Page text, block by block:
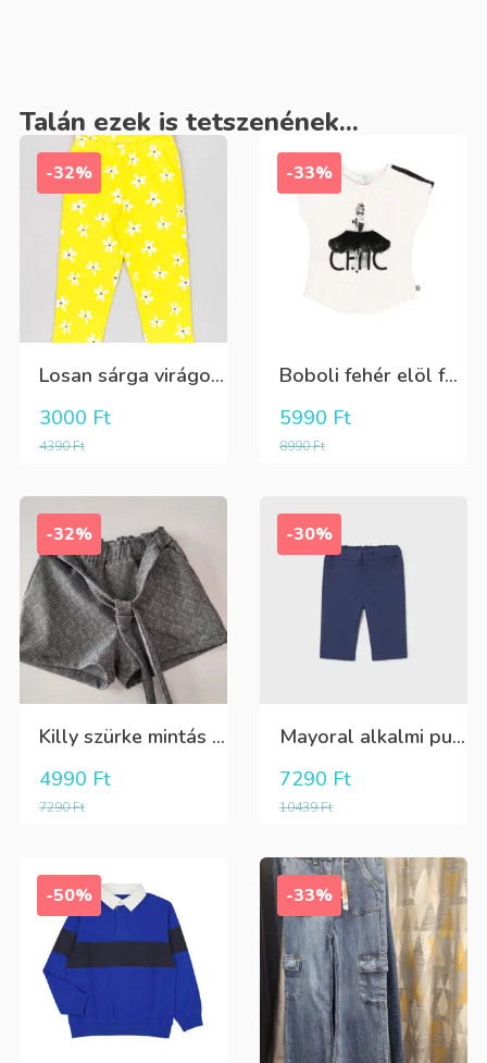
Talán ezek is tetszenének...
-32%
Losan sárga virágos 3/4-es leggings
4390Ft
3000 Ft
-33%
Boboli fehér elöl fekete tüll+gyöngyös csini póló
8990Ft
5990 Ft
-32%
Killy szürke mintás rövidnadrág
7290Ft
4990 Ft
-30%
Mayoral alkalmi puha kék élre vasalt nadrág, behúzható derékrésszel
10439Ft
7290 Ft
-50% -33%